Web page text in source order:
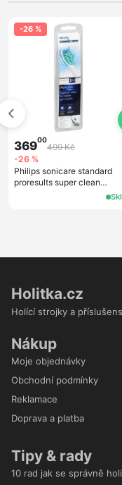
-26 %
36900
499 Kč
-26 %
Philips sonicare standard
proresults super clean
hx6013/64 náhradní
Holitka.cz
Holící strojky a
Nákup
Moje objednávky
Obchodní podmínky
Reklamace
Doprava a platba
Tipy & rady
10 rad jak se správně